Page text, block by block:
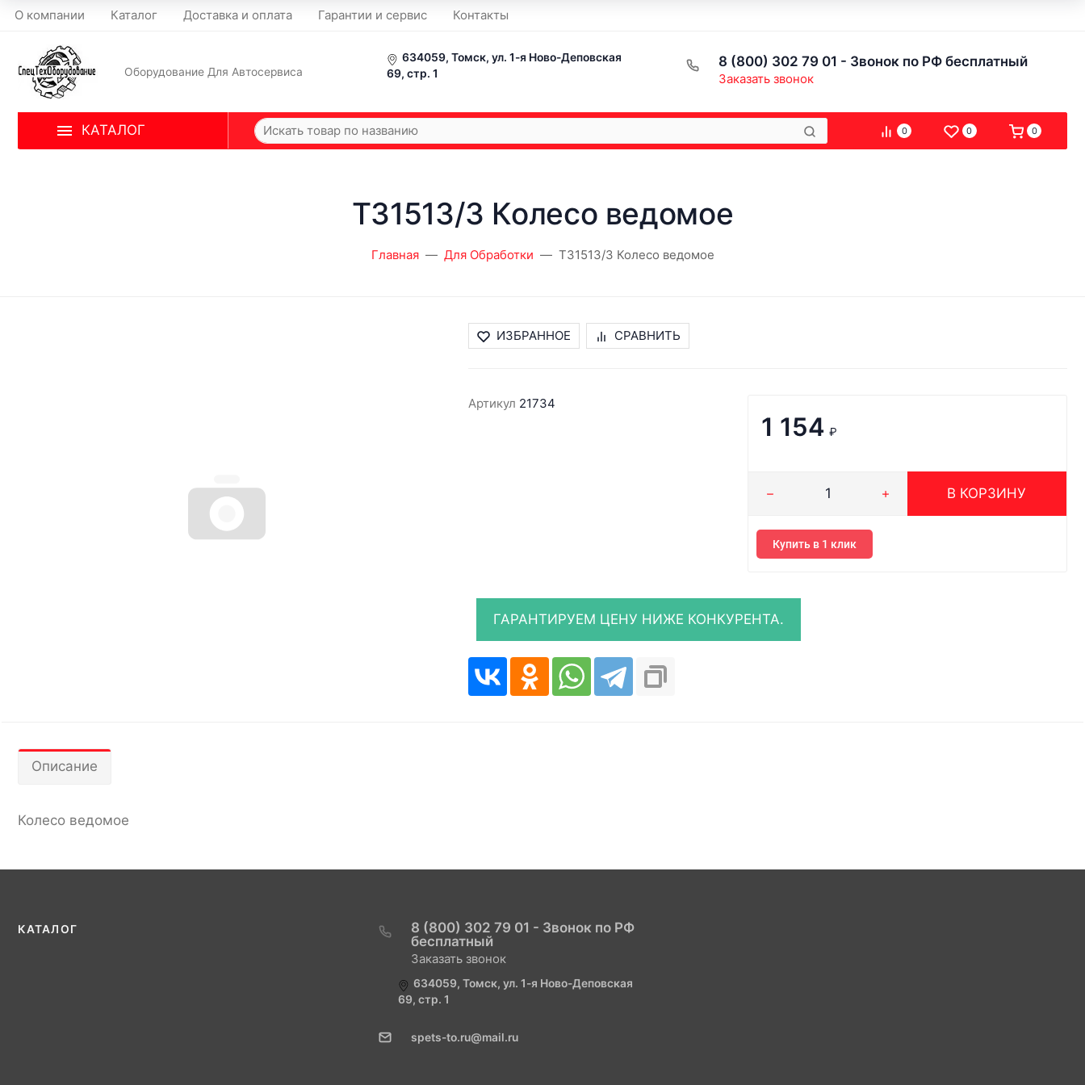
О компании Каталог Доставка и оплата Гарантии и сервис Контакты
Оборудование Для Автосервиса
634059, Томск, ул. 1-я Ново-Деповская
69, стр. 1
8 (800) 302 79 01 - Звонок по РФ бесплатный
Заказать звонок
КАТАЛОГ 0 0 0
T31513/3 Колесо ведомое
Главная Для Обработки T31513/3 Колесо ведомое
ИЗБРАННОЕ СРАВНИТЬ
Артикул 21734
1 154 ₽
В КОРЗИНУ
Купить в 1 клик
Описание
Колесо ведомое
КАТАЛОГ
8 (800) 302 79 01 - Звонок по РФ
бесплатный
Заказать звонок
634059, Томск, ул. 1-я Ново-Деповская
69, стр. 1
spets-to.ru@mail.ru